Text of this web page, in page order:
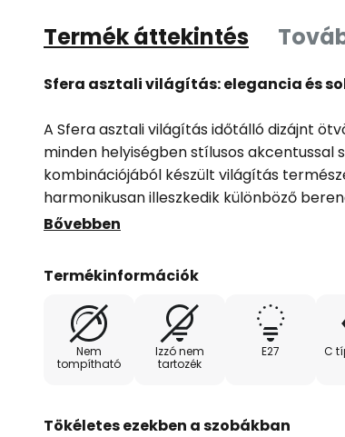
Termék áttekintés
Sfera asztali világítás: elegancia és
A Sfera asztali világítás időtálló dizájnt
minden helyiségben stílusos akcentussal
kombinációjából készült világítás
harmonikusan illeszkedik különböző
modern hangulatot kölcsönöz a
esztétikai előnyökkel rendelkezik, hanem
világítás ideális célzott fényhatások
megteremtéséhez a szobában. Akár
Bővebben
Termékinformációk
Nem
tompítható
Izzó nem
tartozék
E27
C
Tökéletes ezekben a szobákban